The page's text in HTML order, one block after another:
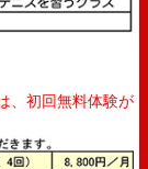
、初回無料体験が